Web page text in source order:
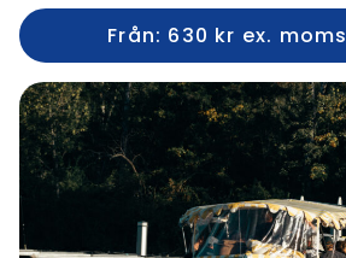
Från: 630 kr ex. moms